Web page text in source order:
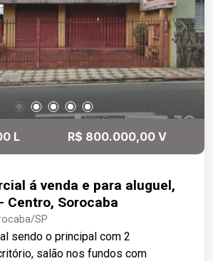
L R$ 800.000,00 V
á venda e para aluguel,
Centro, Sorocaba
SP
sendo o principal com 2
salão nos fundos com